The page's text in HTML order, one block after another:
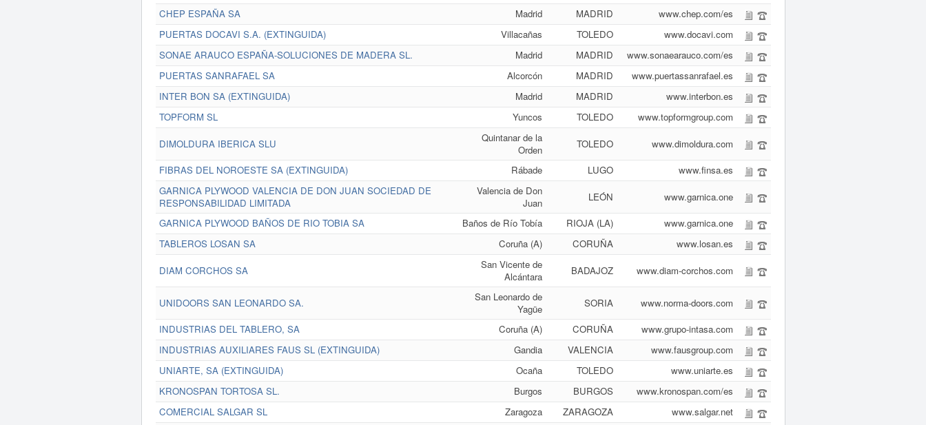
CHEP ESPAÑA SA
Madrid MADRID
www.chep.com/es
PUERTAS DOCAVI S.A. (EXTINGUIDA)
Villacañas TOLEDO
www.docavi.com
SONAE ARAUCO ESPAÑA-SOLUCIONES DE MADERA SL.
Madrid MADRID
www.sonaearauco.com/es
PUERTAS SANRAFAEL SA
Alcorcón MADRID
www.puertassanrafael.es
INTER BON SA (EXTINGUIDA)
Madrid MADRID
www.interbon.es
TOPFORM SL
Yuncos TOLEDO www.topformgroup.com
DIMOLDURA IBERICA SLU
Quintanar de la
Orden
TOLEDO
www.dimoldura.com
FIBRAS DEL NOROESTE SA (EXTINGUIDA)
Rábade LUGO
www.finsa.es
GARNICA PLYWOOD VALENCIA DE DON JUAN SOCIEDAD DE
RESPONSABILIDAD LIMITADA
Valencia de Don
Juan
LEÓN
www.garnica.one
GARNICA PLYWOOD BAÑOS DE RIO TOBIA SA
Baños de Río Tobía RIOJA (LA)
www.garnica.one
TABLEROS LOSAN SA
Coruña (A) CORUÑA www.losan.es
DIAM CORCHOS SA
San Vicente de
Alcántara
BADAJOZ www.diam-corchos.com
UNIDOORS SAN LEONARDO SA.
San Leonardo de
Yagüe
SORIA
www.norma-doors.com
INDUSTRIAS DEL TABLERO, SA
Coruña (A) CORUÑA
www.grupo-intasa.com
INDUSTRIAS AUXILIARES FAUS SL (EXTINGUIDA)
Gandia VALENCIA
www.fausgroup.com
UNIARTE, SA (EXTINGUIDA)
Ocaña TOLEDO
www.uniarte.es
KRONOSPAN TORTOSA SL.
Burgos BURGOS
www.kronospan.com/es
COMERCIAL SALGAR SL
Zaragoza ZARAGOZA
www.salgar.net